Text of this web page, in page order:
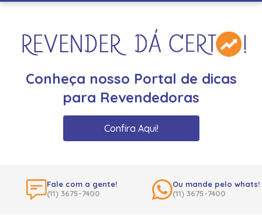
Conheça nosso Portal de dicas
para Revendedoras
Confira Aqui!
Fale com a gente!
(11) 3675-7400
Ou mande pelo whats!
(11) 3675-7400